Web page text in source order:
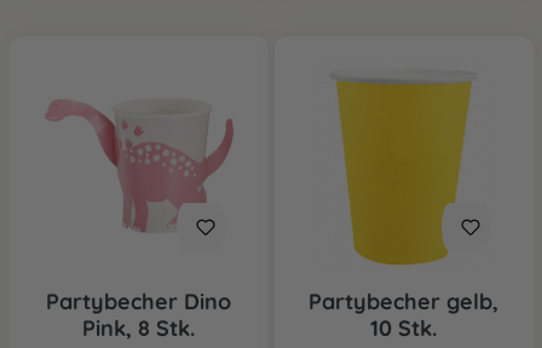
Partybecher Dino
Pink, 8 Stk.
Partybecher gelb,
10 Stk.